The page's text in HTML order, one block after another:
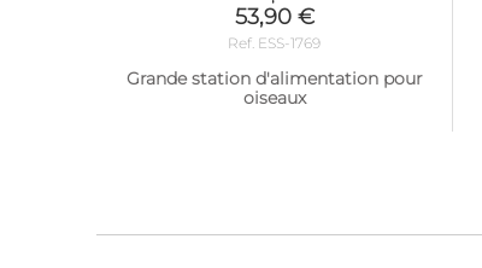
53,90 €
Ref. ESS-1769
Grande station d'alimentation pour
oiseaux